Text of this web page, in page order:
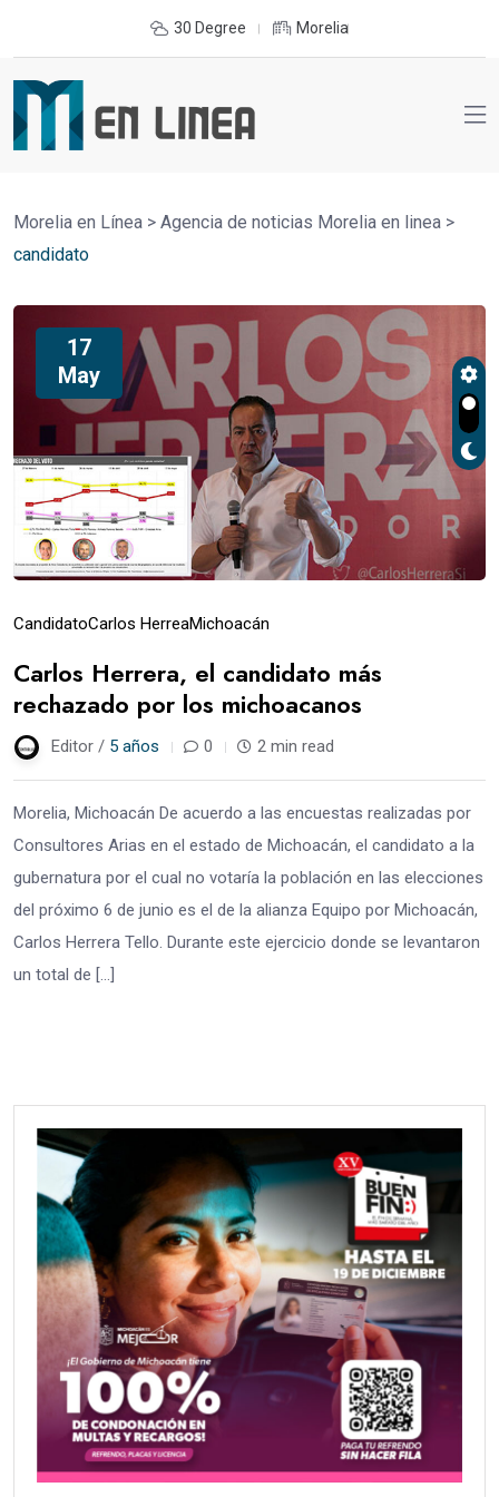
30 Degree Morelia
Morelia en Línea > Agencia de noticias Morelia en linea >
candidato
17
May
CandidatoCarlos HerreaMichoacán
Carlos Herrera, el candidato más
rechazado por los michoacanos
Editor / 5 años 0 2 min read
Morelia, Michoacán De acuerdo a las encuestas realizadas por
Consultores Arias en el estado de Michoacán, el candidato a la
gubernatura por el cual no votaría la población en las elecciones
del próximo 6 de junio es el de la alianza Equipo por Michoacán,
Carlos Herrera Tello. Durante este ejercicio donde se levantaron
un total de […]